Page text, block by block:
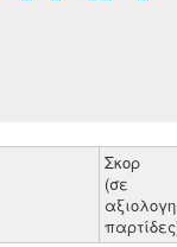
Σκορ
(σε